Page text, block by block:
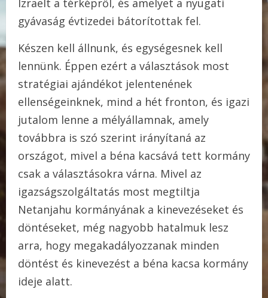
Izraelt a térképről, és amelyet a nyugati
gyávaság évtizedei bátorítottak fel.
Készen kell állnunk, és egységesnek kell
lennünk. Éppen ezért a választások most
stratégiai ajándékot jelentenének
ellenségeinknek, mind a hét fronton, és igazi
jutalom lenne a mélyállamnak, amely
továbbra is szó szerint irányítaná az
országot, mivel a béna kacsává tett kormány
csak a választásokra várna. Mivel az
igazságszolgáltatás most megtiltja
Netanjahu kormányának a kinevezéseket és
döntéseket, még nagyobb hatalmuk lesz
arra, hogy megakadályozzanak minden
döntést és kinevezést a béna kacsa kormány
ideje alatt.